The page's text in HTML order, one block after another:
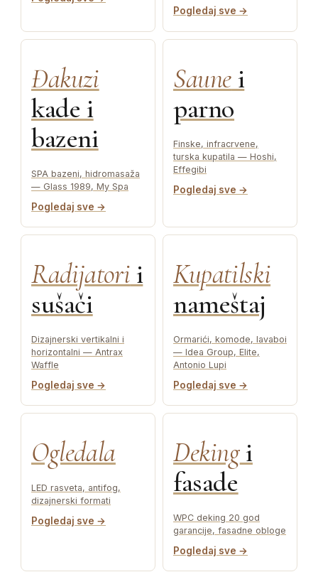
Pogledaj sve →
Đakuzi
kade i
bazeni
SPA bazeni, hidromasaža
— Glass 1989, My Spa
Pogledaj sve →
Saunei
parno
Finske, infracrvene,
turska kupatila — Hoshi,
Effegibi
Pogledaj sve →
Radijatorii
sušači
Dizajnerski vertikalni i
horizontalni — Antrax
Waffle
Pogledaj sve →
Kupatilski
nameštaj
Ormarići, komode, lavaboi
— Idea Group, Elite,
Antonio Lupi
Pogledaj sve →
Ogledala
LED rasveta, antifog,
dizajnerski formati
Pogledaj sve →
Dekingi
fasade
WPC deking 20 god
garancije, fasadne obloge
Pogledaj sve →